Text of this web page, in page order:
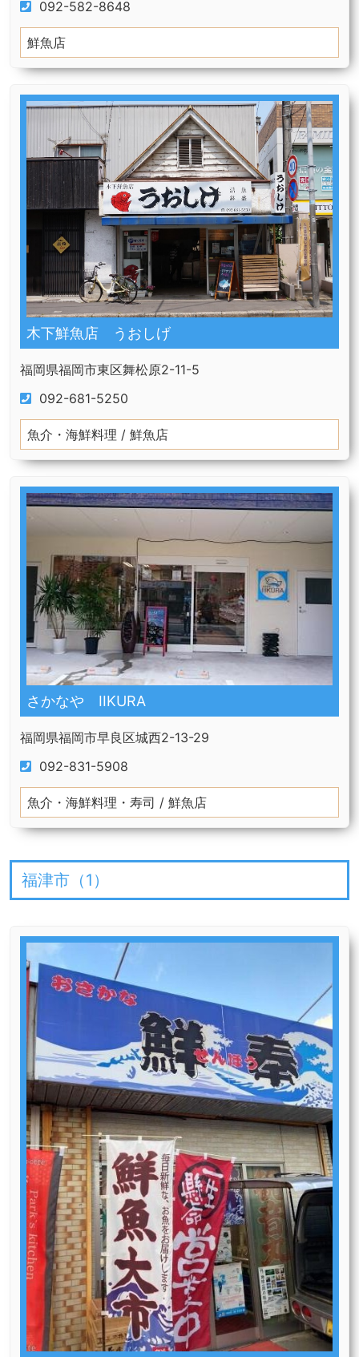
092-582-8648
鮮魚店
木下鮮魚店 うおしげ
福岡県福岡市東区舞松原2-11-5
092-681-5250
魚介・海鮮料理 / 鮮魚店
さかなや IIKURA
福岡県福岡市早良区城西2-13-29
092-831-5908
魚介・海鮮料理・寿司 / 鮮魚店
福津市（1 ）